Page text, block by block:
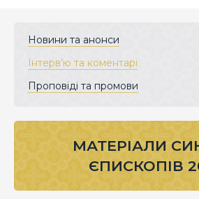
Новини та анонси
Інтерв’ю та коментарі
Проповіді та промови
МАТЕРІАЛИ
ЄПИСКОПІВ